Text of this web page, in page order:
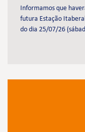
Informamos que
futura Estação
do dia 25/07/26